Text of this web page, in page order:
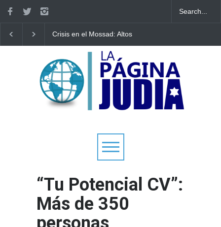
Crisis en el Mossad: Altos
contra el director Roman
Gofman por la
reorganización de Irán
víctimas de un ataque
creciente hostilidad en
Europa
“Tu Potencial CV”:
Más de 350